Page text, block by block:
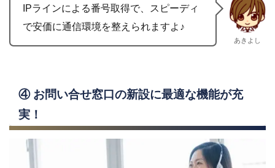
IPラインによる番号取得で、スピーディ
で安価に通信環境を整えられますよ♪
あきよし
④ お問い合せ窓口の新設に最適な機能が充
実！